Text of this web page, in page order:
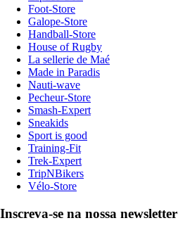
Foot-Store
Galope-Store
Handball-Store
House of Rugby
La sellerie de Maé
Made in Paradis
Nauti-wave
Pecheur-Store
Smash-Expert
Sneakids
Sport is good
Training-Fit
Trek-Expert
TripNBikers
Vélo-Store
Inscreva-se na nossa newsletter